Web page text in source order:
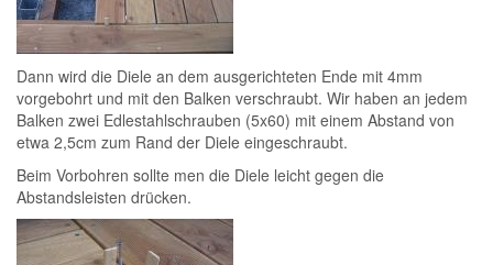
Dann wird die Diele an dem ausgerichteten Ende mit 4mm
vorgebohrt und mit den Balken verschraubt. Wir haben an jedem
Balken zwei Edlestahlschrauben (5x60) mit einem Abstand von
etwa 2,5cm zum Rand der Diele eingeschraubt.
Beim Vorbohren sollte men die Diele leicht gegen die
Abstandsleisten drücken.